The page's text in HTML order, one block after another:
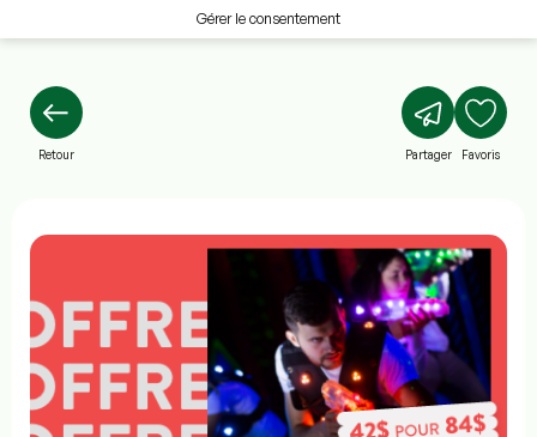
Gérer le consentement
Retour Partager Favoris